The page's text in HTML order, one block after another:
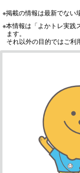
※掲載の情報は最新でない
※本情報は「よかトレ実践
ます。
それ以外の目的ではご利